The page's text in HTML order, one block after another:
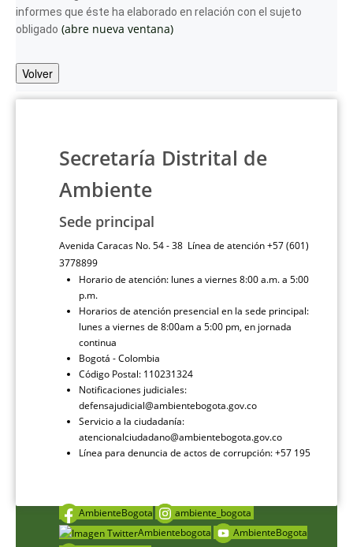
informes que éste ha elaborado en relación con el sujeto
obligado (abre nueva ventana)
Volver
Secretaría Distrital de
Ambiente
Sede principal
Avenida Caracas No. 54 - 38 Línea de atención +57 (601)
3778899
Horario de atención: lunes a viernes 8:00 a.m. a 5:00
p.m.
Horarios de atención presencial en la sede principal:
lunes a viernes de 8:00am a 5:00 pm, en jornada
continua
Bogotá - Colombia
Código Postal: 110231324
Notificaciones judiciales:
defensajudicial@ambientebogota.gov.co
Servicio a la ciudadanía:
atencionalciudadano@ambientebogota.gov.co
Línea para denuncia de actos de corrupción: +57 195
AmbienteBogota
ambiente_bogota
Ambientebogota
AmbienteBogota